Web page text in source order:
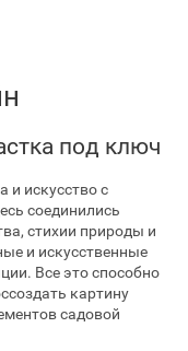
под ключ
и искусство с
соединились
стихии природы и
и искусственные
Все это способно
картину
садовой